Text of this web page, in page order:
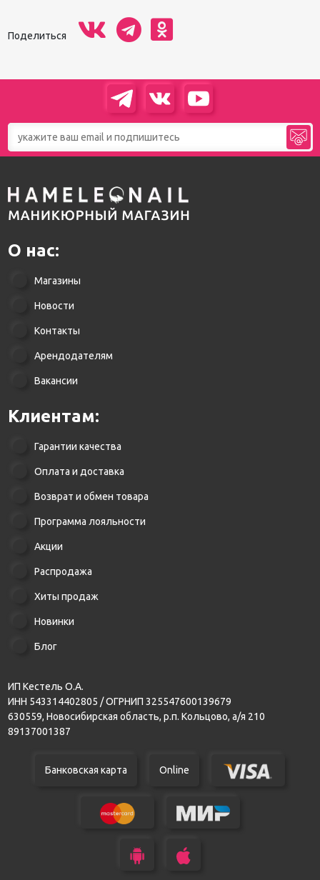
Поделиться
О нас:
Магазины
Новости
Контакты
Арендодателям
Вакансии
Клиентам:
Гарантии качества
Оплата и доставка
Возврат и обмен товара
Программа лояльности
Акции
Распродажа
Хиты продаж
Новинки
Блог
ИП Кестель О.А.
ИНН 543314402805 / ОГРНИП 325547600139679
630559, Новосибирская область, р.п. Кольцово, а/я 210
89137001387
Банковская карта Online